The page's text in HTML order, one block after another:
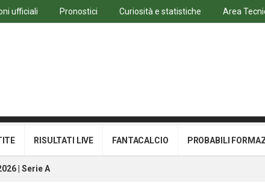
ufficiali Pronostici Curiosità e statistiche Area
RISULTATI LIVE FANTACALCIO PROBABILI
| Serie A